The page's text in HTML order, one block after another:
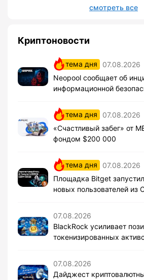
смотреть все
Криптоновости
тема дня
07.08.2026
Neopool сообщает об
информационной
тема дня
07.08.2026
«Счастливый забег» от
фондом $200 000
тема дня
07.08.2026
Площадка Bitget
новых пользователей из
07.08.2026
BlackRock усиливает
токенизированных
07.08.2026
Дайджест